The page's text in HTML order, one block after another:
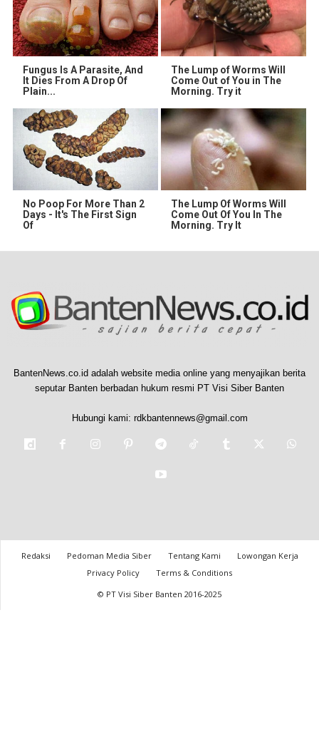
Fungus Is A Parasite, And
It Dies From A Drop Of
Plain...
The Lump of Worms Will
Come Out of You in The
Morning. Try it
No Poop For More Than 2
Days - It's The First Sign
Of
The Lump Of Worms Will
Come Out Of You In The
Morning. Try It
BantenNews.co.id adalah website media online yang menyajikan berita
seputar Banten berbadan hukum resmi PT Visi Siber Banten
Hubungi kami: rdkbantennews@gmail.com
Redaksi Pedoman Media Siber Tentang Kami
Lowongan Kerja
Privacy Policy
Terms & Conditions
© PT Visi Siber Banten 2016-2025